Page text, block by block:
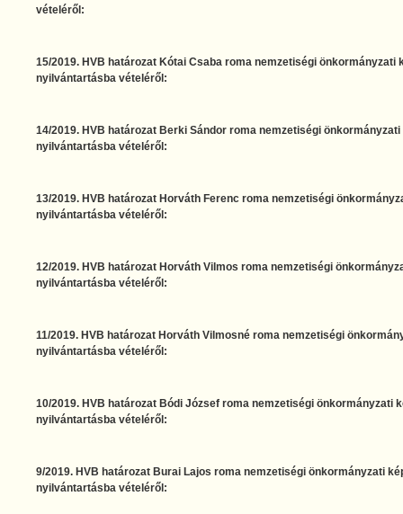
vételéről:
15/2019. HVB határozat Kótai Csaba roma nemzetiségi önkormányzati
nyilvántartásba vételéről:
14/2019. HVB határozat Berki Sándor roma nemzetiségi
nyilvántartásba vételéről:
13/2019. HVB határozat Horváth Ferenc roma nemzetiségi
nyilvántartásba vételéről:
12/2019. HVB határozat Horváth Vilmos roma nemzetiségi
nyilvántartásba vételéről:
11/2019. HVB határozat Horváth Vilmosné roma nemzetiségi
nyilvántartásba vételéről:
10/2019. HVB határozat Bódi József roma nemzetiségi önkormányzati
nyilvántartásba vételéről:
9/2019. HVB határozat Burai Lajos roma nemzetiségi önkormányzati
nyilvántartásba vételéről: